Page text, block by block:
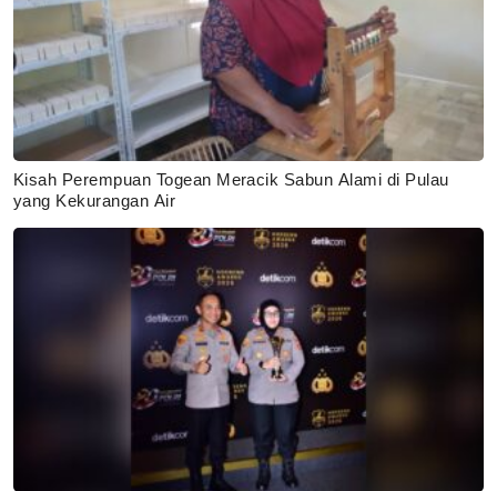
Kisah Perempuan Togean Meracik Sabun Alami di Pulau
yang Kekurangan Air